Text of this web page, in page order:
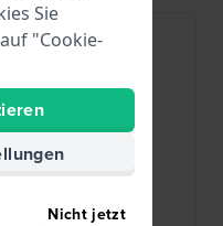
Sie
"Cookie-
Nicht jetzt